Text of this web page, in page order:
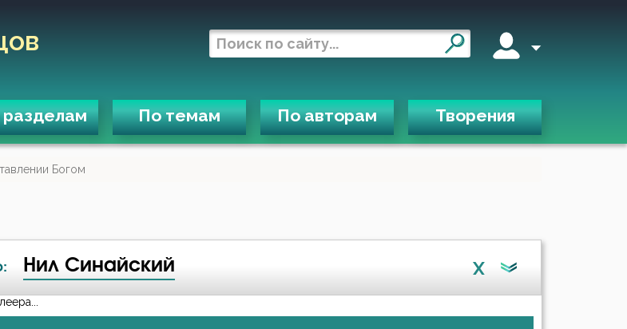
По темам По авторам Творения
Богом
Нил Синайский X